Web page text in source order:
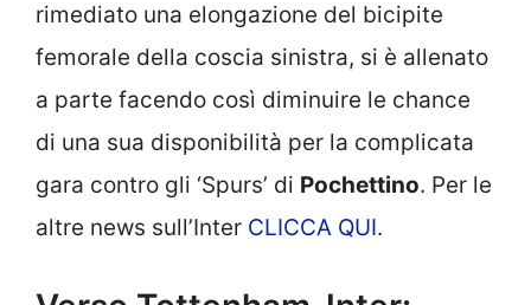
rimediato una elongazione del bicipite
femorale della coscia sinistra, si è allenato
a parte facendo così diminuire le chance
di una sua disponibilità per la complicata
gara contro gli ‘Spurs’ di Pochettino. Per le
altre news sull’Inter CLICCA QUI.